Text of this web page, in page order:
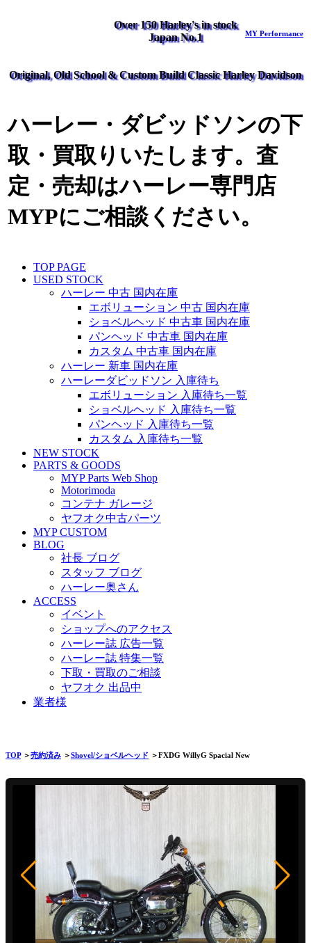
Over 150 Harley's in stock
Japan No.1
MY Performance
Original, Old School & Custom Build Classic Harley Davidson
ハーレー・ダビッドソンの下
取・買取りいたします。査
定・売却はハーレー専門店
MYPにご相談ください。
TOP PAGE
USED STOCK
ハーレー 中古 国内在庫
エボリューション 中古 国内在庫
ショベルヘッド 中古車 国内在庫
パンヘッド 中古車 国内在庫
カスタム 中古車 国内在庫
ハーレー 新車 国内在庫
ハーレーダビッドソン 入庫待ち
エボリューション 入庫待ち一覧
ショベルヘッド 入庫待ち一覧
パンヘッド 入庫待ち一覧
カスタム 入庫待ち一覧
NEW STOCK
PARTS & GOODS
MYP Parts Web Shop
Motorimoda
コンテナ ガレージ
ヤフオク中古パーツ
MYP CUSTOM
BLOG
社長 ブログ
スタッフ ブログ
ハーレー奥さん
ACCESS
イベント
ショップへのアクセス
ハーレー誌 広告一覧
ハーレー誌 特集一覧
下取・買取のご相談
ヤフオク 出品中
業者様
TOP＞売約済み ＞Shovel/ショベルヘッド ＞FXDG WillyG Spacial New